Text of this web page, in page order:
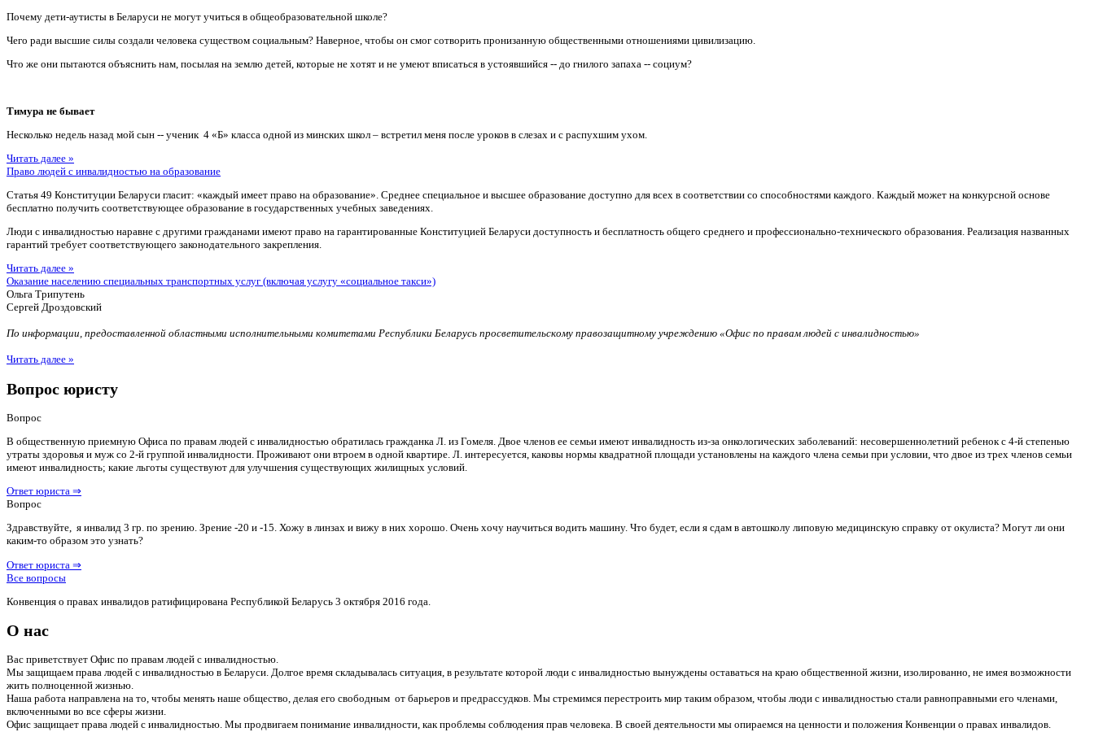
Почему дети-аутисты в Беларуси не могут учиться в общеобразовательной школе?
Чего ради высшие силы создали человека существом социальным? Наверное, чтобы он смог сотворить пронизанную общественными отношениями цивилизацию.
Что же они пытаются объяснить нам, посылая на землю детей, которые не хотят и не умеют вписаться в устоявшийся -- до гнилого запаха -- социум?
Тимура не бывает
Несколько недель назад мой сын -- ученик 4 «Б» класса одной из минских школ – встретил меня после уроков в слезах и с распухшим ухом.
Читать далее »
Право людей с инвалидностью на образование
Статья 49 Конституции Беларуси гласит: «каждый имеет право на образование». Среднее специальное и высшее образование доступно для всех в соответствии со способностями каждого. Каждый может на конкурсной основе
бесплатно получить соответствующее образование в государственных учебных заведениях.
Люди с инвалидностью наравне с другими гражданами имеют право на гарантированные Конституцией Беларуси доступность и бесплатность общего среднего и профессионально-технического образования. Реализация названных
гарантий требует соответствующего законодательного закрепления.
Читать далее »
Оказание населению специальных транспортных услуг (включая услугу «социальное такси»)
Ольга Трипутень
Сергей Дроздовский
По информации, предоставленной областными исполнительными комитетами Республики Беларусь просветительскому правозащитному учреждению «Офис по правам людей с инвалидностью»
Читать далее »
Вопрос юристу
Вопрос
В общественную приемную Офиса по правам людей с инвалидностью обратилась гражданка Л. из Гомеля. Двое членов ее семьи имеют инвалидность из-за онкологических заболеваний: несовершеннолетний ребенок с 4-й степенью
утраты здоровья и муж со 2-й группой инвалидности. Проживают они втроем в одной квартире. Л. интересуется, каковы нормы квадратной площади установлены на каждого члена семьи при условии, что двое из трех членов семьи
имеют инвалидность; какие льготы существуют для улучшения существующих жилищных условий.
Ответ юриста ⇒
Вопрос
Здравствуйте, я инвалид 3 гр. по зрению. Зрение -20 и -15. Хожу в линзах и вижу в них хорошо. Очень хочу научиться водить машину. Что будет, если я сдам в автошколу липовую медицинскую справку от окулиста? Могут ли они
каким-то образом это узнать?
Ответ юриста ⇒
Все вопросы
Конвенция о правах инвалидов ратифицирована Республикой Беларусь 3 октября 2016 года.
О нас
Вас приветствует Офис по правам людей с инвалидностью.
Мы защищаем права людей с инвалидностью в Беларуси. Долгое время складывалась ситуация, в результате которой люди с инвалидностью вынуждены оставаться на краю общественной жизни, изолированно, не имея возможности
жить полноценной жизнью.
Наша работа направлена на то, чтобы менять наше общество, делая его свободным от барьеров и предрассудков. Мы стремимся перестроить мир таким образом, чтобы люди с инвалидностью стали равноправными его членами,
включенными во все сферы жизни.
Офис защищает права людей с инвалидностью. Мы продвигаем понимание инвалидности, как проблемы соблюдения прав человека. В своей деятельности мы опираемся на ценности и положения Конвенции о правах инвалидов.